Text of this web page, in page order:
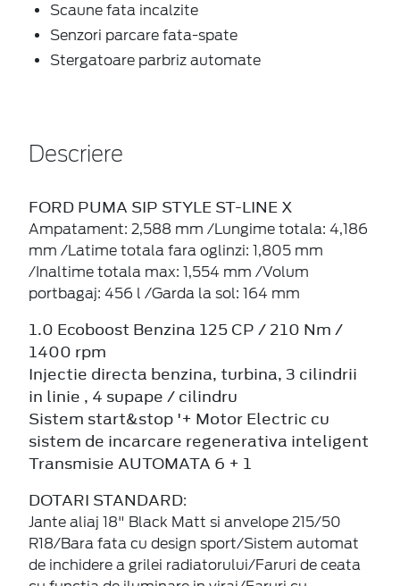
Scaune fata incalzite
Senzori parcare fata-spate
Stergatoare parbriz automate
Descriere
FORD PUMA SIP STYLE ST-LINE X
Ampatament: 2,588 mm /Lungime totala: 4,186
mm /Latime totala fara oglinzi: 1,805 mm
/Inaltime totala max: 1,554 mm /Volum
portbagaj: 456 l /Garda la sol: 164 mm
1.0 Ecoboost Benzina 125 CP / 210 Nm /
1400 rpm
Injectie directa benzina, turbina, 3 cilindrii
in linie , 4 supape / cilindru
Sistem start&stop '+ Motor Electric cu
sistem de incarcare regenerativa inteligent
Transmisie AUTOMATA 6 + 1
DOTARI STANDARD:
Jante aliaj 18" Black Matt si anvelope 215/50
R18/Bara fata cu design sport/Sistem automat
de inchidere a grilei radiatorului/Faruri de ceata